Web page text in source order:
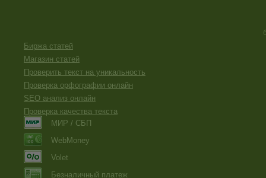
Биржа статей
Магазин статей
Проверить текст на уникальность
Проверка орфографии онлайн
SEO анализ онлайн
Проверка качества текста
МИР / СБП
WebMoney
Volet
Безналичный платеж